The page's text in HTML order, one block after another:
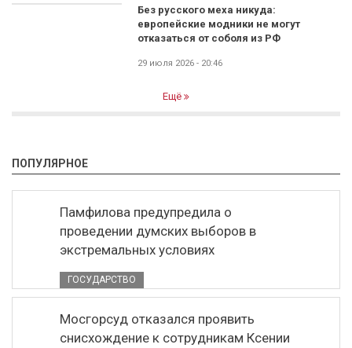
Без русского меха никуда:
европейские модники не могут
отказаться от соболя из РФ
29 июля 2026 - 20:46
Ещё
ПОПУЛЯРНОЕ
Памфилова предупредила о
проведении думских выборов в
экстремальных условиях
ГОСУДАРСТВО
Мосгорсуд отказался проявить
снисхождение к сотрудникам Ксении